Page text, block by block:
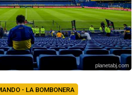
planetabj.com
- LA BOMBONERA